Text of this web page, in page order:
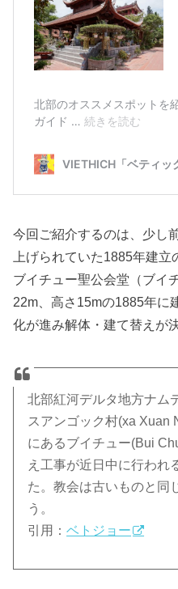
今回ご紹介するのは、少し
上げられていた1885年建立
ブイチュー聖公会堂（ブイ
22m、高さ15mの1885年に
化が進み解体・建て替えが
北部紅河デルタ地方ナム
スアンゴック村(xa Xuan
にあるブイチュー(Bui
え工事が近日中に行われ
た。教会は古いものと同
う。
引用：ベトジョー